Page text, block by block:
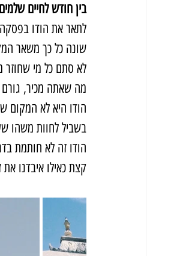
בין חודש לחיים
לתאר את הודו
שונה כל כך משאר
לא סתם כל מי שחוזר
מה שאתה מכיר,
הודו היא לא המקום
בשביל לחוות משהו
קצת כאילו איבדנו